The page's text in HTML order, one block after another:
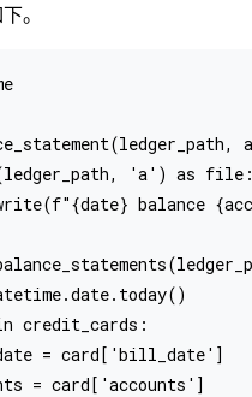
。
'a') as file:
balance
credit_cards:
= card['bill_date']
= card['accounts']